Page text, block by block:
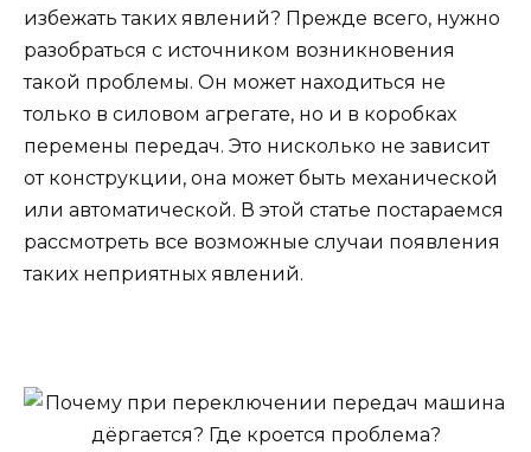
избежать таких явлений? Прежде всего, нужно
разобраться с источником возникновения
такой проблемы. Он может находиться не
только в силовом агрегате, но и в коробках
перемены передач. Это нисколько не зависит
от конструкции, она может быть механической
или автоматической. В этой статье постараемся
рассмотреть все возможные случаи появления
таких неприятных явлений.